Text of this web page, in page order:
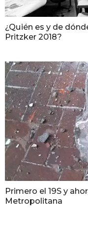
¿Quién es y de
Pritzker 2018?
Primero el 19S y
Metropolitana